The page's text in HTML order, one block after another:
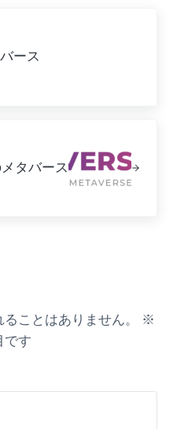
ース
タバース
ことはありません。
※
です